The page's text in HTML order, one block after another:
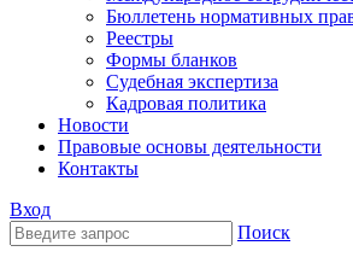
Бюллетень нормативных
Реестры
Формы бланков
Судебная экспертиза
Кадровая политика
Новости
Правовые основы деятельности
Контакты
Вход
Поиск